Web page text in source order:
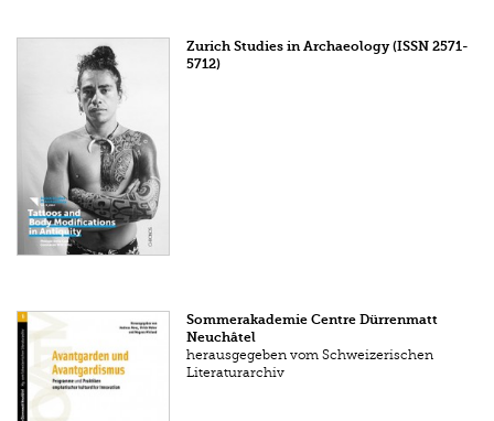
Zurich Studies in Archaeology (ISSN 2571-
5712)
Sommerakademie Centre Dürrenmatt
Neuchâtel
herausgegeben vom Schweizerischen
Literaturarchiv